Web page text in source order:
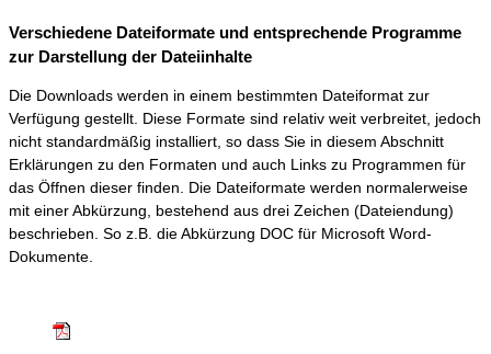
Verschiedene Dateiformate und entsprechende Programme
zur Darstellung der Dateiinhalte
Die Downloads werden in einem bestimmten Dateiformat zur
Verfügung gestellt. Diese Formate sind relativ weit verbreitet, jedoch
nicht standardmäßig installiert, so dass Sie in diesem Abschnitt
Erklärungen zu den Formaten und auch Links zu Programmen für
das Öffnen dieser finden. Die Dateiformate werden normalerweise
mit einer Abkürzung, bestehend aus drei Zeichen (Dateiendung)
beschrieben. So z.B. die Abkürzung DOC für Microsoft Word-
Dokumente.